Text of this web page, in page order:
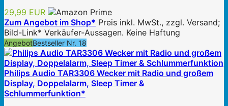
29,99 EUR
Zum Angebot im Shop* Preis inkl. MwSt., zzgl. Versand;
Bild-Link* Verkäufer-Aussagen. Keine Haftung
AngebotBestseller Nr. 18
Philips Audio TAR3306 Wecker mit Radio und großem
Display, Doppelalarm, Sleep Timer &
Schlummerfunktion*